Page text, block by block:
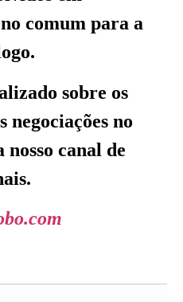
comum para a
sobre os
negociações no
canal de